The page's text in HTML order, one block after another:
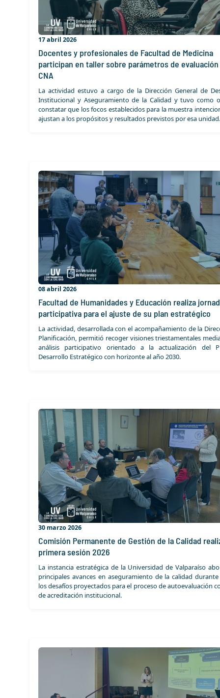
17 abril 2026
Docentes y profesionales de Facultad de Medicina
participan en taller sobre parámetros de
CNA
La actividad estuvo a cargo de la Dirección General de
Institucional y Aseguramiento de la Calidad y tuvo como
constatar que los focos establecidos para la muestra
ajustan a los propósitos y resultados previstos por esa unidad.
08 abril 2026
Facultad de Humanidades y Educación realiza
participativa para el ajuste de su plan estratégico
La actividad, desarrollada con el acompañamiento de la
Planificación, permitió recoger visiones triestamentales
análisis participativo orientado a la actualización del
Desarrollo Estratégico con horizonte al año 2030.
30 marzo 2026
Comisión Permanente de Gestión de la Calidad
primera sesión 2026
La instancia estratégica de la Universidad de Valparaíso
principales avances en aseguramiento de la calidad
los desafíos proyectados para el proceso de autoevaluación
de acreditación institucional.